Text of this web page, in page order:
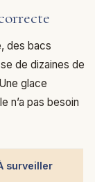
des bacs
de dizaines de
glace
n’a pas besoin
surveiller